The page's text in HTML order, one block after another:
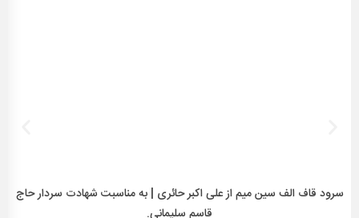
سرود قاف الف سین میم از علی اکبر حائری | به مناسبت شهادت سردار حاج
قاسم سلیمانی.